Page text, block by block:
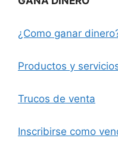
¿Como ganar
Productos y
Trucos de venta
Inscribirse como